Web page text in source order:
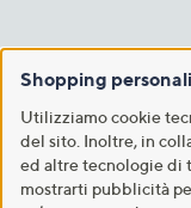
Shopping
Utilizziamo cookie
del sito. Inoltre, in
ed altre tecnologie di
mostrarti pubblicità